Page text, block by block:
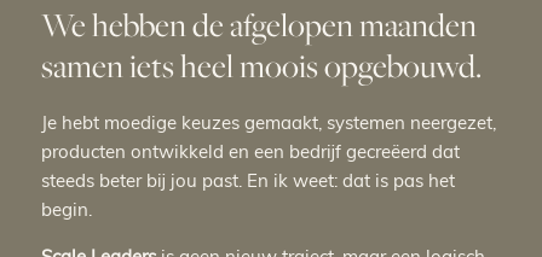
We hebben de afgelopen maanden
samen iets heel moois opgebouwd.
Je hebt moedige keuzes gemaakt, systemen neergezet,
producten ontwikkeld en een bedrijf gecreëerd dat
steeds beter bij jou past. En ik weet: dat is pas het
begin.